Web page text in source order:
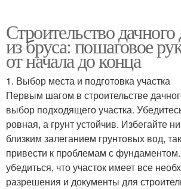
Строительство
из бруса: пошаговое
от начала до конца
1. Выбор места и подготовка участка
Первым шагом в строительстве
выбор подходящего участка.
ровная, а грунт устойчив. Избегайте
близким залеганием грунтовых вод,
привести к проблемам с
убедиться, что участок имеет все
разрешения и документы для